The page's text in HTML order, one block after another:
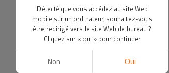
Détecté que vous accédez au site Web
mobile sur un ordinateur, souhaitez-vous
être redirigé vers le site Web de bureau ?
Cliquez sur « oui » pour continuer
Non Oui